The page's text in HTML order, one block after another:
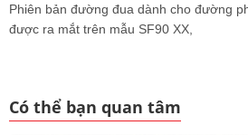
Phiên bản đường đua dành cho đường
được ra mắt trên mẫu SF90 XX,
Có thể bạn quan tâm